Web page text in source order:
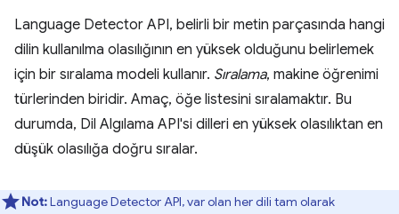
Language Detector API, belirli bir metin parçasında hangi
dilin kullanılma olasılığının en yüksek olduğunu belirlemek
için bir sıralama modeli kullanır. Sıralama, makine öğrenimi
türlerinden biridir. Amaç, öğe listesini sıralamaktır. Bu
durumda, Dil Algılama API'si dilleri en yüksek olasılıktan en
düşük olasılığa doğru sıralar.
Not:Language Detector API, var olan her dili tam olarak